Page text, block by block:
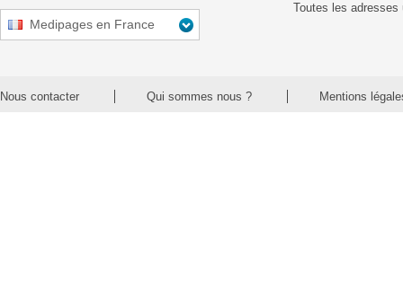
Medipages en France
Toutes les adresses
Nous contacter Qui sommes nous ? Mentions